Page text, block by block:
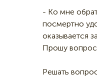
- Ко мне
посмертно
оказывается
Прошу вопрос
Решать